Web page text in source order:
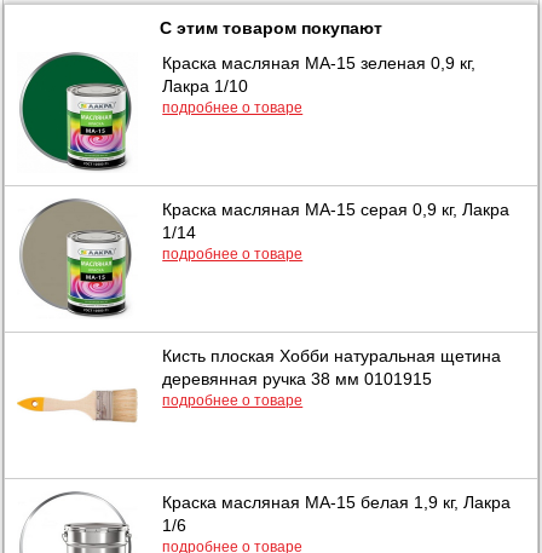
С этим товаром покупают
Краска масляная МА-15 зеленая 0,9 кг,
Лакра 1/10
подробнее о товаре
Краска масляная МА-15 серая 0,9 кг, Лакра
1/14
подробнее о товаре
Кисть плоская Хобби натуральная щетина
деревянная ручка 38 мм 0101915
подробнее о товаре
Краска масляная МА-15 белая 1,9 кг, Лакра
1/6
подробнее о товаре